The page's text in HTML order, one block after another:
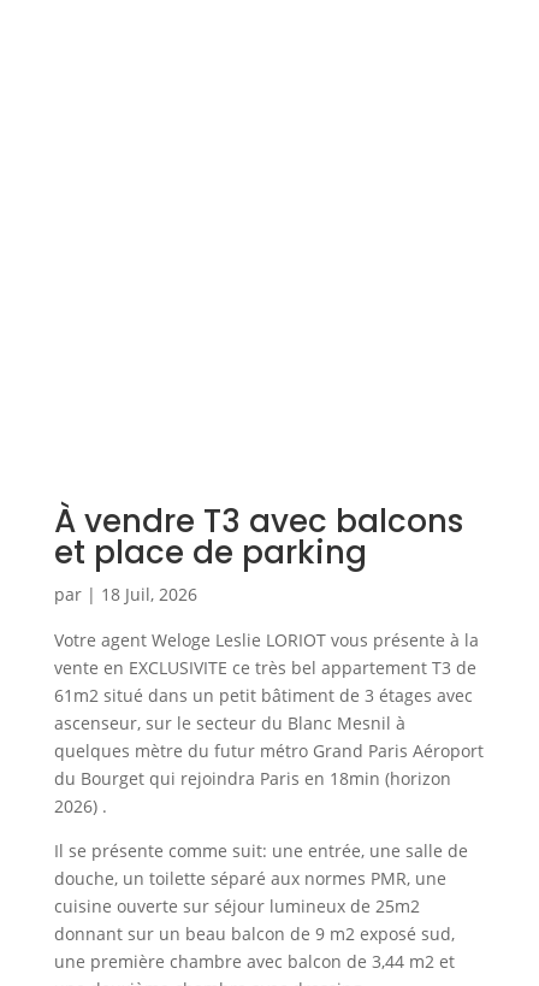
À vendre T3 avec balcons
et place de parking
par | 18 Juil, 2026
Votre agent Weloge Leslie LORIOT vous présente à la
vente en EXCLUSIVITE ce très bel appartement T3 de
61m2 situé dans un petit bâtiment de 3 étages avec
ascenseur, sur le secteur du Blanc Mesnil à
quelques mètre du futur métro Grand Paris Aéroport
du Bourget qui rejoindra Paris en 18min (horizon
2026) .
Il se présente comme suit: une entrée, une salle de
douche, un toilette séparé aux normes PMR, une
cuisine ouverte sur séjour lumineux de 25m2
donnant sur un beau balcon de 9 m2 exposé sud,
une première chambre avec balcon de 3,44 m2 et